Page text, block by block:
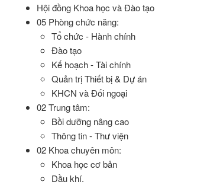
Hội đồng Khoa học và Đào tạo
05 Phòng chức năng:
Tổ chức - Hành chính
Đào tạo
Kế hoạch - Tài chính
Quản trị Thiết bị & Dự án
KHCN và Đối ngoại
02 Trung tâm:
Bồi dưỡng nâng cao
Thông tin - Thư viện
02 Khoa chuyên môn:
Khoa học cơ bản
Dầu khí.